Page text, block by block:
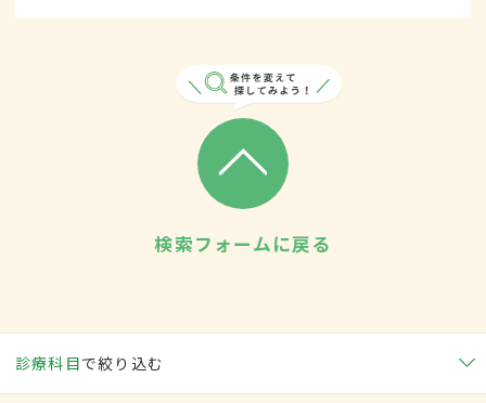
検索フォームに戻る
診療科目で絞り込む